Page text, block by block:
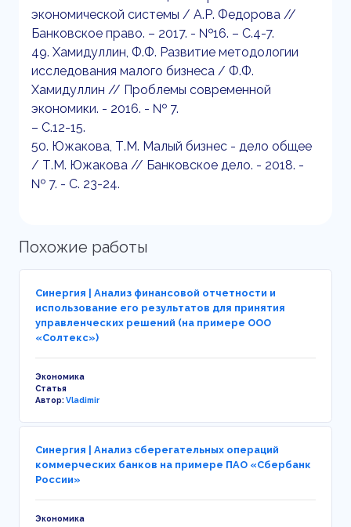
экономической системы / А.Р. Федорова //
Банковское право. – 2017. - №16. – С.4-7.
49. Хамидуллин, Ф.Ф. Развитие методологии
исследования малого бизнеса / Ф.Ф.
Хамидуллин // Проблемы современной
экономики. - 2016. - № 7.
– С.12-15.
50. Южакова, Т.М. Малый бизнес - дело общее
/ Т.М. Южакова // Банковское дело. - 2018. -
№ 7. - С. 23-24.
Похожие работы
Синергия | Анализ финансовой отчетности и
использование его результатов для принятия
управленческих решений (на примере ООО
«Солтекс»)
Экономика
Статья
Автор:Vladimir
Синергия | Анализ сберегательных операций
коммерческих банков на примере ПАО «Сбербанк
России»
Экономика